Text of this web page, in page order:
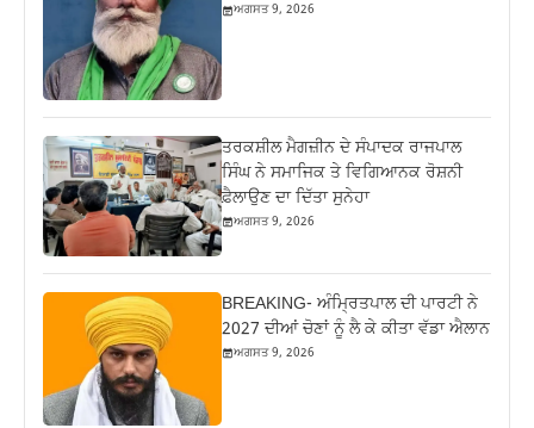
ਅਗਸਤ 9, 2026
ਤਰਕਸ਼ੀਲ ਮੈਗਜ਼ੀਨ ਦੇ ਸੰਪਾਦਕ ਰਾਜਪਾਲ
ਸਿੰਘ ਨੇ ਸਮਾਜਿਕ ਤੇ ਵਿਗਿਆਨਕ ਰੋਸ਼ਨੀ
ਫ਼ੈਲਾਉਣ ਦਾ ਦਿੱਤਾ ਸੁਨੇਹਾ
ਅਗਸਤ 9, 2026
BREAKING- ਅੰਮ੍ਰਿਤਪਾਲ ਦੀ ਪਾਰਟੀ ਨੇ
2027 ਦੀਆਂ ਚੋਣਾਂ ਨੂੰ ਲੈ ਕੇ ਕੀਤਾ ਵੱਡਾ ਐਲਾਨ
ਅਗਸਤ 9, 2026